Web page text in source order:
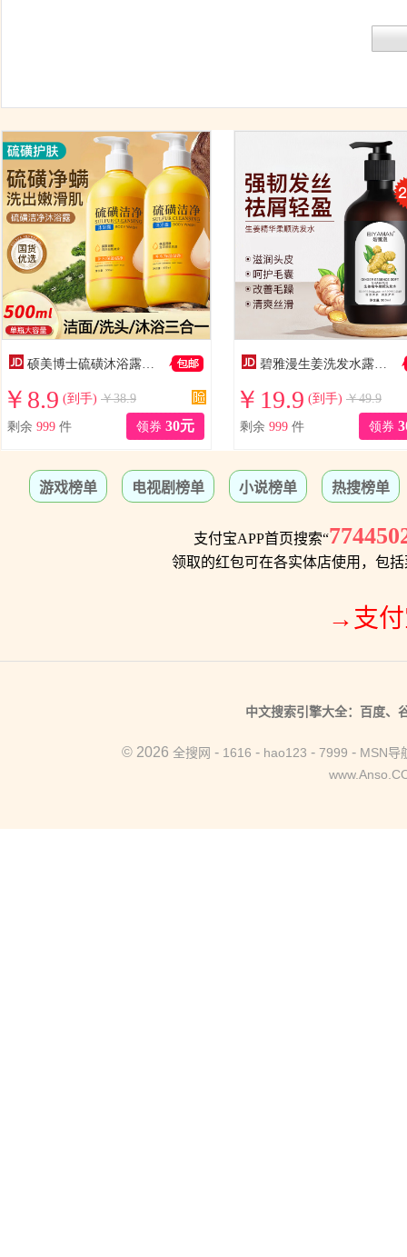
→支
中文搜索引擎大全：百度、
© 2026 全搜网 - 1616 - hao123 - 7999 - MSN导